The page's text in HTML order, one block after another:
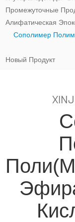
Промежуточные
Алифатическая
Сополимер
Новый Продукт